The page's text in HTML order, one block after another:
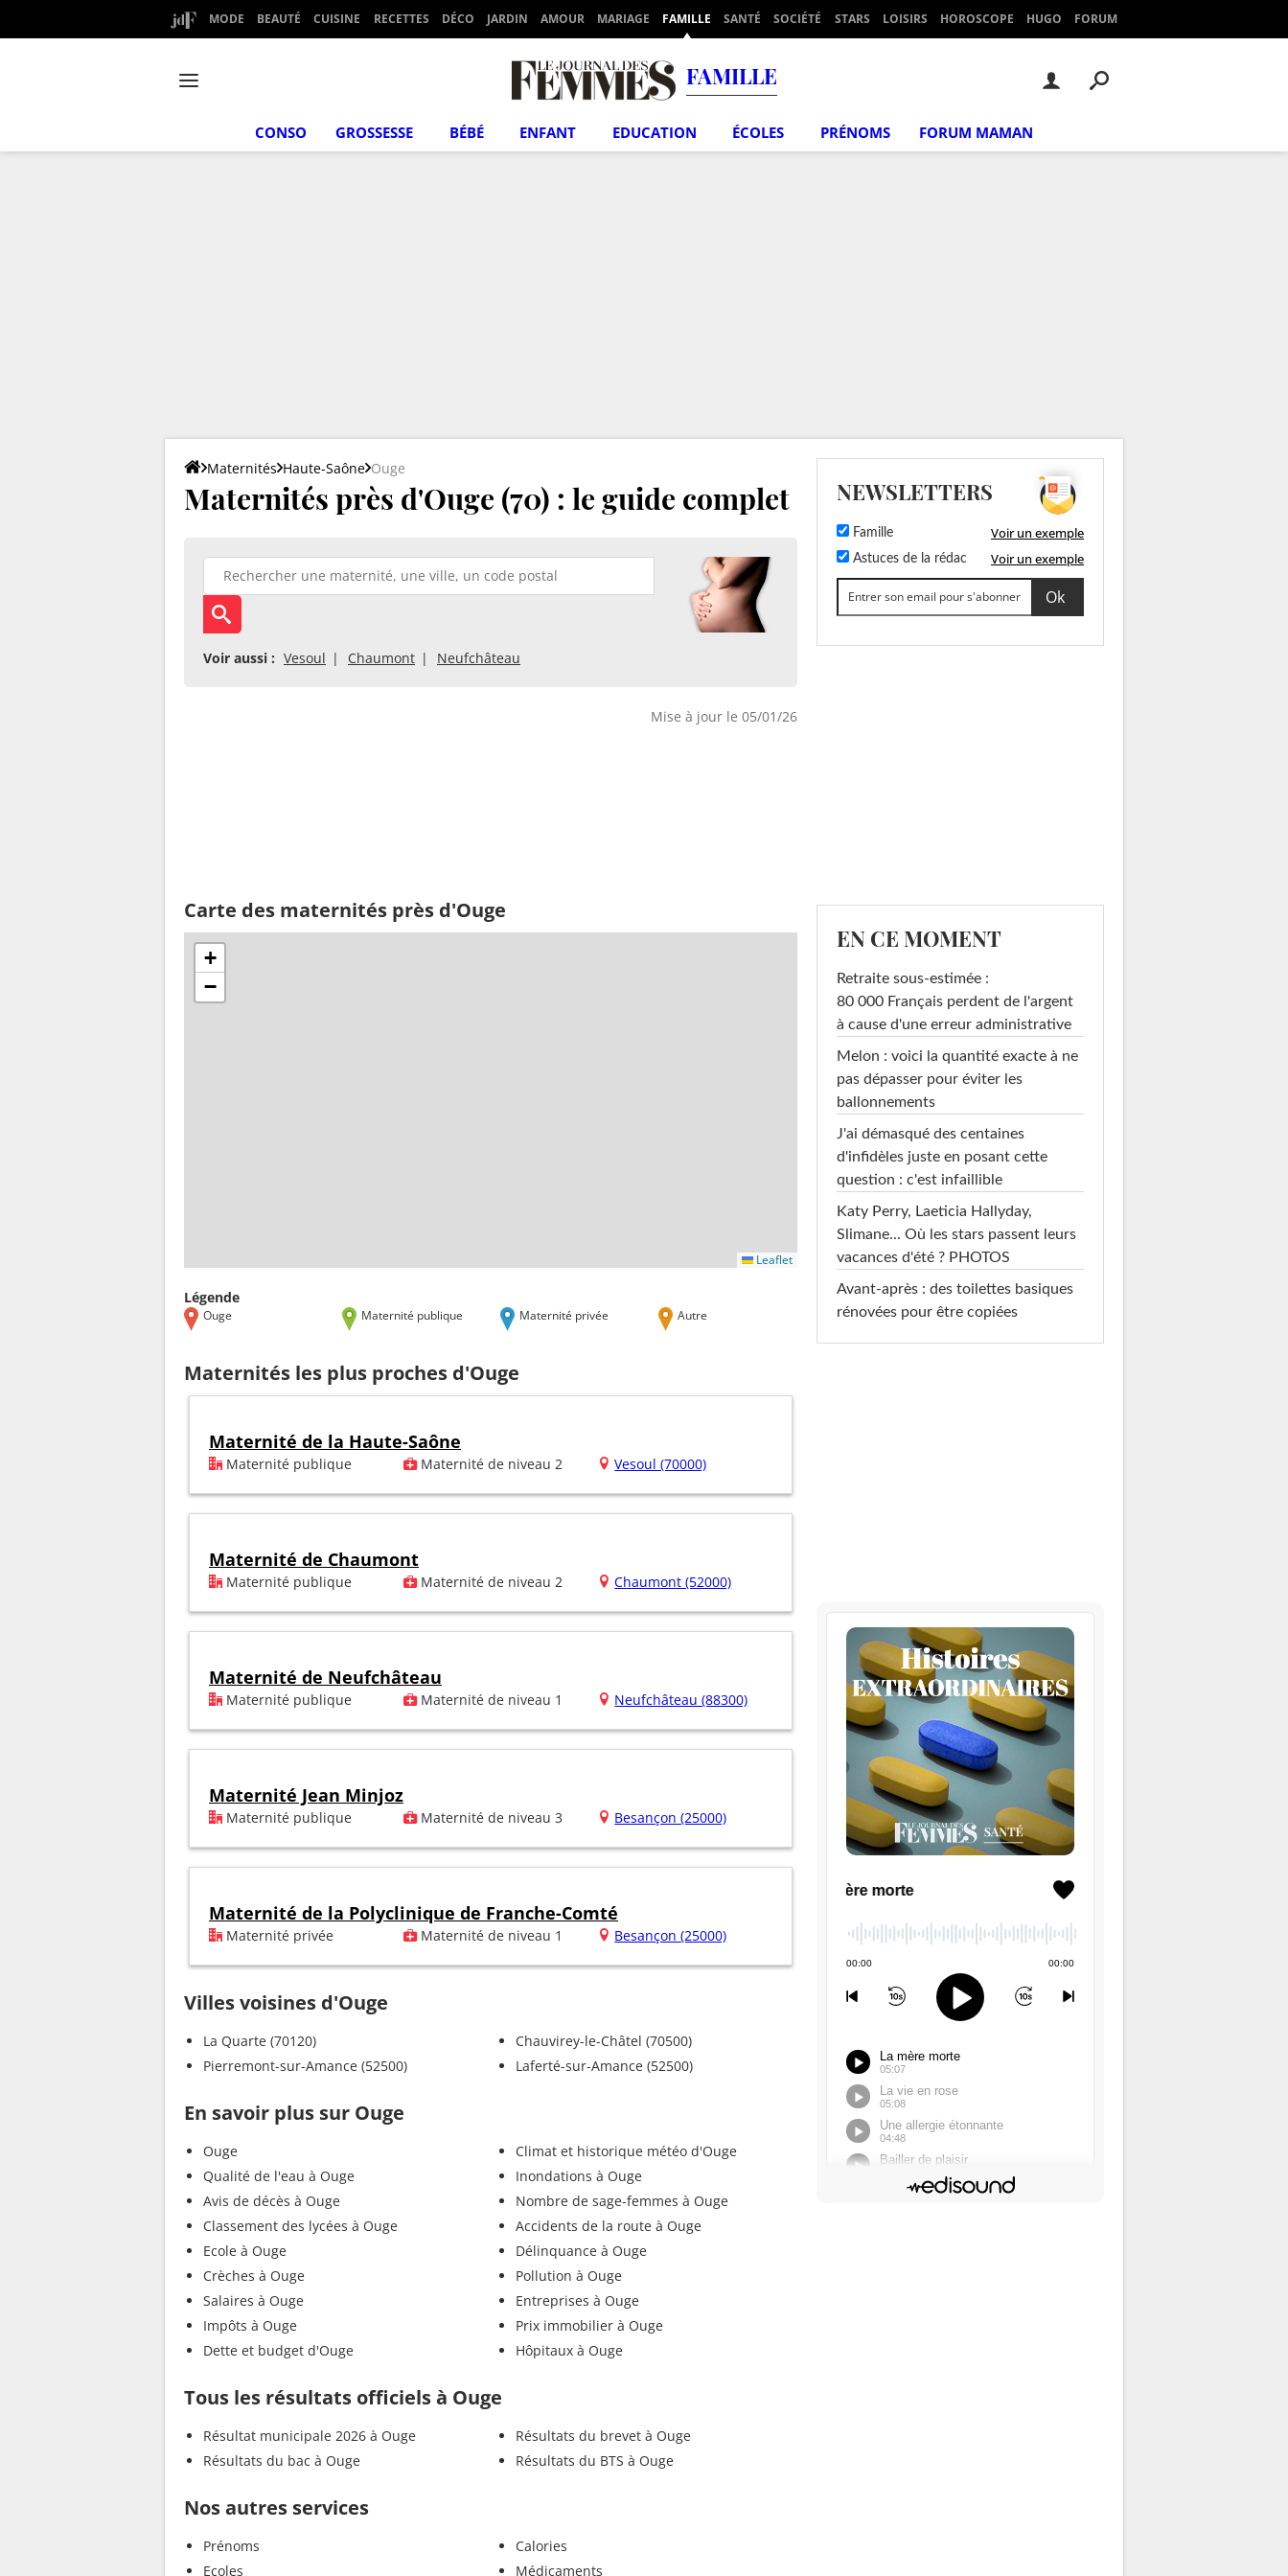
MODE BEAUTÉ CUISINE RECETTES DÉCO JARDIN AMOUR MARIAGE FAMILLE SANTÉ SOCIÉTÉ STARS LOISIRS HOROSCOPE HUGO FORUM
FAMILLE
CONSO GROSSESSE BÉBÉ ENFANT EDUCATION ÉCOLES PRÉNOMS FORUM MAMAN
Maternités Haute-Saône Ouge
Maternités près d'Ouge (70) : le guide complet
Voir aussi : Vesoul Chaumont Neufchâteau
Mise à jour le 05/01/26
Carte des maternités près d'Ouge
+
−
Leaflet
Légende
Ouge Maternité publique Maternité privée Autre
Maternités les plus proches d'Ouge
Maternité de la Haute-Saône
Maternité publique Maternité de niveau 2 Vesoul (70000)
Maternité de Chaumont
Maternité publique Maternité de niveau 2 Chaumont (52000)
Maternité de Neufchâteau
Maternité publique Maternité de niveau 1 Neufchâteau (88300)
Maternité Jean Minjoz
Maternité publique Maternité de niveau 3 Besançon (25000)
Maternité de la Polyclinique de Franche-Comté
Maternité privée Maternité de niveau 1 Besançon (25000)
Villes voisines d'Ouge
La Quarte (70120)
Pierremont-sur-Amance (52500)
Chauvirey-le-Châtel (70500)
Laferté-sur-Amance (52500)
En savoir plus sur Ouge
Ouge
Qualité de l'eau à Ouge
Avis de décès à Ouge
Classement des lycées à Ouge
Ecole à Ouge
Crèches à Ouge
Salaires à Ouge
Impôts à Ouge
Dette et budget d'Ouge
Climat et historique météo d'Ouge
Inondations à Ouge
Nombre de sage-femmes à Ouge
Accidents de la route à Ouge
Délinquance à Ouge
Pollution à Ouge
Entreprises à Ouge
Prix immobilier à Ouge
Hôpitaux à Ouge
Tous les résultats officiels à Ouge
Résultat municipale 2026 à Ouge
Résultats du bac à Ouge
Résultats du brevet à Ouge
Résultats du BTS à Ouge
Nos autres services
Prénoms
Ecoles
Calories
Médicaments
NEWSLETTERS
Famille Voir un exemple
Astuces de la rédac Voir un exemple
EN CE MOMENT
Retraite sous-estimée :
80 000 Français perdent de l'argent
à cause d'une erreur administrative
Melon : voici la quantité exacte à ne
pas dépasser pour éviter les
ballonnements
J'ai démasqué des centaines
d'infidèles juste en posant cette
question : c'est infaillible
Katy Perry, Laeticia Hallyday,
Slimane... Où les stars passent leurs
vacances d'été ? PHOTOS
Avant-après : des toilettes basiques
rénovées pour être copiées